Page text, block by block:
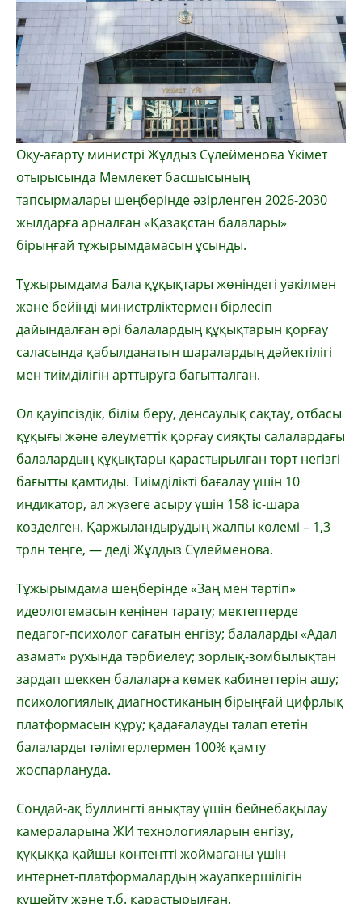
Оқу-ағарту министрі Жұлдыз Сүлейменова Үкімет
отырысында Мемлекет басшысының
тапсырмалары шеңберінде әзірленген 2026-2030
жылдарға арналған «Қазақстан балалары»
бірыңғай тұжырымдамасын ұсынды.
Тұжырымдама Бала құқықтары жөніндегі уәкілмен
және бейінді министрліктермен бірлесіп
дайындалған әрі балалардың құқықтарын қорғау
саласында қабылданатын шаралардың дәйектілігі
мен тиімділігін арттыруға бағытталған.
Ол қауіпсіздік, білім беру, денсаулық сақтау, отбасы
құқығы және әлеуметтік қорғау сияқты салалардағы
балалардың құқықтары қарастырылған төрт негізгі
бағытты қамтиды. Тиімділікті бағалау үшін 10
индикатор, ал жүзеге асыру үшін 158 іс-шара
көзделген. Қаржыландырудың жалпы көлемі – 1,3
трлн теңге, — деді Жұлдыз Сүлейменова.
Тұжырымдама шеңберінде «Заң мен тәртіп»
идеологемасын кеңінен тарату; мектептерде
педагог-психолог сағатын енгізу; балаларды «Адал
азамат» рухында тәрбиелеу; зорлық-зомбылықтан
зардап шеккен балаларға көмек кабинеттерін ашу;
психологиялық диагностиканың бірыңғай цифрлық
платформасын құру; қадағалауды талап ететін
балаларды тәлімгерлермен 100% қамту
жоспарлануда.
Сондай-ақ буллингті анықтау үшін бейнебақылау
камераларына ЖИ технологияларын енгізу,
құқыққа қайшы контентті жоймағаны үшін
интернет-платформалардың жауапкершілігін
күшейту және т.б. қарастырылған.